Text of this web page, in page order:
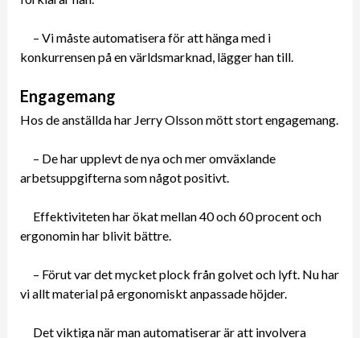
– Vi måste automatisera för att hänga med i
konkurrensen på en världsmarknad, lägger han till.
Engagemang
Hos de anställda har Jerry Olsson mött stort engagemang.
– De har upplevt de nya och mer omväxlande
arbetsuppgifterna som något positivt.
Effektiviteten har ökat mellan 40 och 60 procent och
ergonomin har blivit bättre.
– Förut var det mycket plock från golvet och lyft. Nu har
vi allt material på ergonomiskt anpassade höjder.
Det viktiga när man automatiserar är att involvera